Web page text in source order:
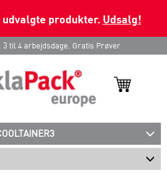
produkter. Udsalg!
3 til 4 arbejdsdage. Gratis Prøver